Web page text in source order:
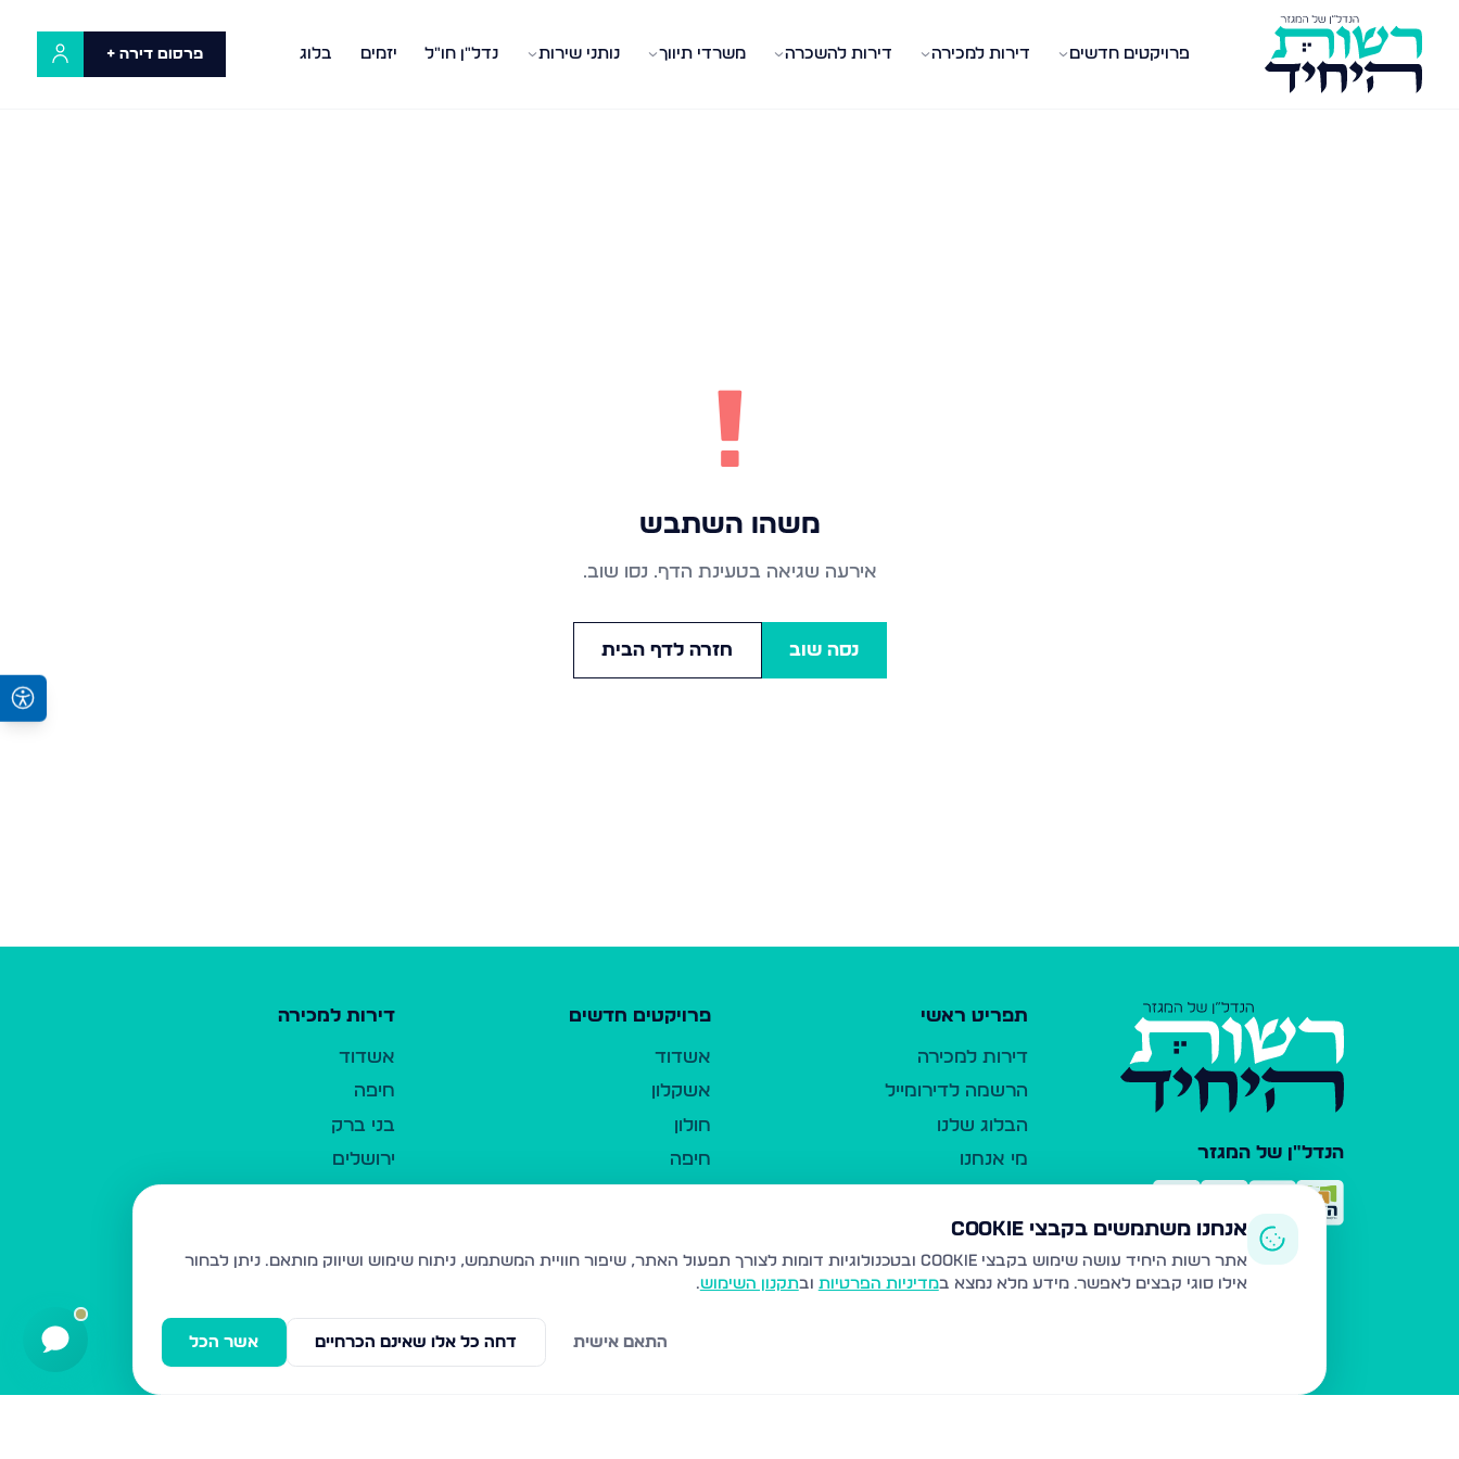
פרויקטים חדשים דירות למכירה דירות להשכרה משרדי תיווך נותני שירות נדל"ן חו"ל יזמים בלוג פרסום דירה +
!
משהו השתבש
אירעה שגיאה בטעינת הדף. נסו שוב.
נסה שוב חזרה לדף הבית
הנדל"ן של המגזר
תפריט ראשי
דירות למכירה
הרשמה לדירומייל
הבלוג שלנו
מי אנחנו
כלי עזר
פרסום ברשות היחיד
משרדי תיווך
פרויקטים חדשים
אשדוד
אשקלון
חולון
חיפה
נהריה
עמנואל
דירות למכירה
אשדוד
חיפה
בני ברק
ירושלים
בית שמש
ביתר עילית
אנחנו משתמשים בקבצי Cookie
אתר רשות היחיד עושה שימוש בקבצי Cookie ובטכנולוגיות דומות לצורך תפעול האתר, שיפור חוויית המשתמש, ניתוח שימוש ושיווק מותאם.
ניתן לבחור
אילו סוגי קבצים לאפשר. מידע מלא נמצא במדיניות הפרטיות ובתקנון השימוש.
אשר הכל דחה כל אלו שאינם הכרחיים התאם אישית